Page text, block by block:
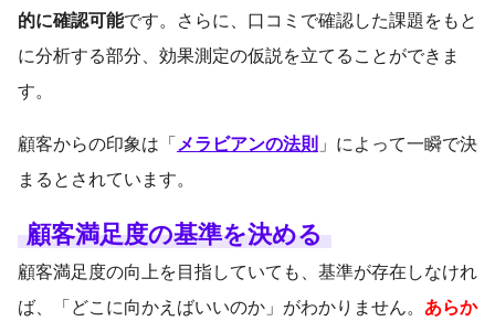
的に確認可能です。さらに、口コミで確認した課題をもと
に分析する部分、効果測定の仮説を立てることができま
す。
顧客からの印象は「 メラビアンの法則 」によって一瞬で決
まるとされています。
顧客満足度の基準を決める
顧客満足度の向上を目指していても、基準が存在しなけれ
ば、「どこに向かえばいいのか」がわかりません。 あらか